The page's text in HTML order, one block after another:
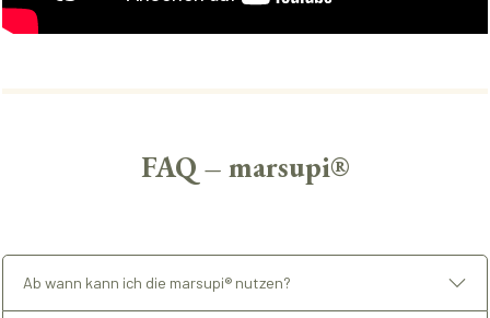
FAQ – marsupi®
Ab wann kann ich die marsupi® nutzen?